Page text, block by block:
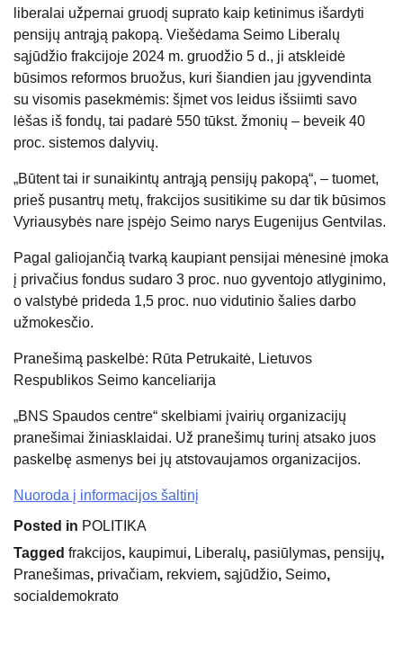
liberalai užpernai gruodį suprato kaip ketinimus išardyti
pensijų antrąją pakopą. Viešėdama Seimo Liberalų
sąjūdžio frakcijoje 2024 m. gruodžio 5 d., ji atskleidė
būsimos reformos bruožus, kuri šiandien jau įgyvendinta
su visomis pasekmėmis: šįmet vos leidus išsiimti savo
lėšas iš fondų, tai padarė 550 tūkst. žmonių – beveik 40
proc. sistemos dalyvių.
„Būtent tai ir sunaikintų antrąją pensijų pakopą“, – tuomet,
prieš pusantrų metų, frakcijos susitikime su dar tik būsimos
Vyriausybės nare įspėjo Seimo narys Eugenijus Gentvilas.
Pagal galiojančią tvarką kaupiant pensijai mėnesinė įmoka
į privačius fondus sudaro 3 proc. nuo gyventojo atlyginimo,
o valstybė prideda 1,5 proc. nuo vidutinio šalies darbo
užmokesčio.
Pranešimą paskelbė: Rūta Petrukaitė, Lietuvos
Respublikos Seimo kanceliarija
„BNS Spaudos centre“ skelbiami įvairių organizacijų
pranešimai žiniasklaidai. Už pranešimų turinį atsako juos
paskelbę asmenys bei jų atstovaujamos organizacijos.
Nuoroda į informacijos šaltinį
Posted in POLITIKA
Tagged frakcijos, kaupimui, Liberalų, pasiūlymas, pensijų,
Pranešimas, privačiam, rekviem, sąjūdžio, Seimo,
socialdemokrato